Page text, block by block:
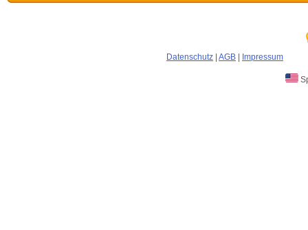
Datenschutz AGB Impressum